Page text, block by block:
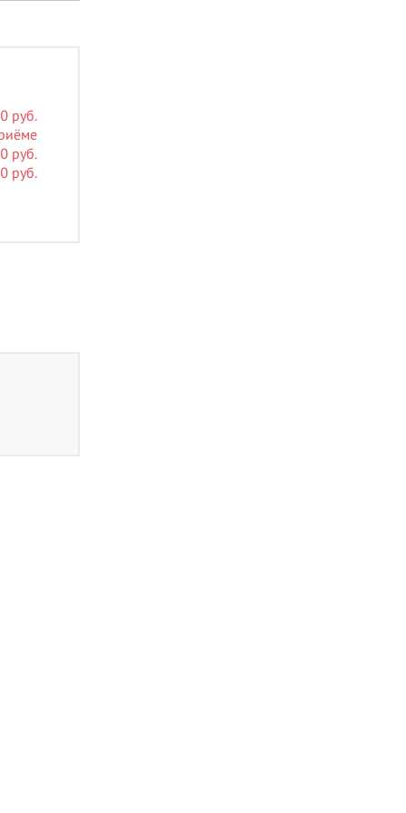
руб.
руб.
руб.